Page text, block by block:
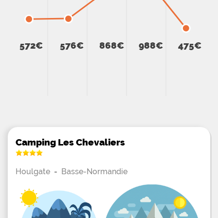
572€ 576€ 868€ 988€ 475€
Camping Les Chevaliers
Houlgate - Basse-Normandie